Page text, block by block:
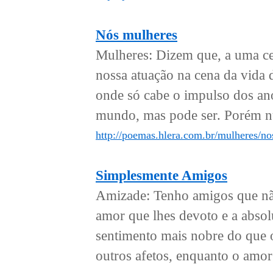
Nós mulheres
Mulheres: Dizem que, a uma
nossa atuação na cena da
onde só cabe o impulso dos
mundo, mas pode ser. Porém
http://poemas.hlera.com.br/mulheres/
Simplesmente Amigos
Amizade: Tenho amigos que
amor que lhes devoto e a
sentimento mais nobre do
outros afetos, enquanto o